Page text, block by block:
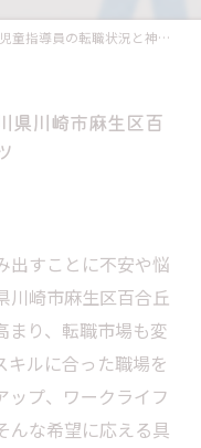
児童指導員の転職状況と神奈川県川崎市麻生区百合丘で安定就職を実現するコツ
県川崎市麻生区百
出すことに不安や悩
川崎市麻生区百合丘
まり、転職市場も変
キルに合った職場を
ップ、ワークライフ
な希望に応える具